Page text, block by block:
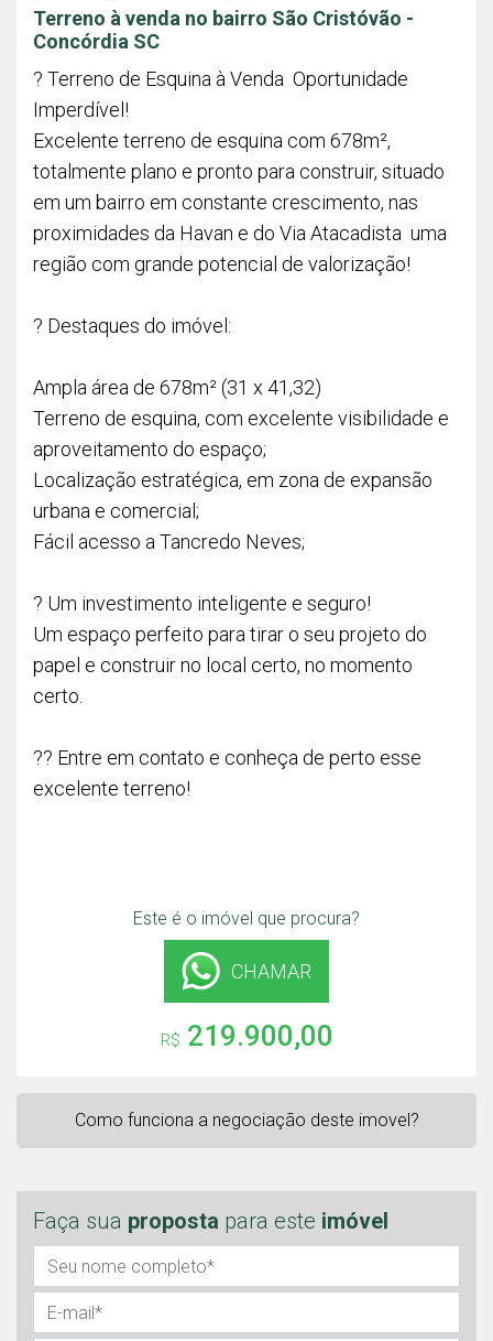
Faça sua proposta para este imóvel
Terreno à venda no bairro São Cristóvão -
Concórdia SC
? Terreno de Esquina à Venda  Oportunidade
Imperdível!
Excelente terreno de esquina com 678m²,
totalmente plano e pronto para construir, situado
em um bairro em constante crescimento, nas
proximidades da Havan e do Via Atacadista  uma
região com grande potencial de valorização!
? Destaques do imóvel:
Ampla área de 678m² (31 x 41,32)
Terreno de esquina, com excelente visibilidade e
aproveitamento do espaço;
Localização estratégica, em zona de expansão
urbana e comercial;
Fácil acesso a Tancredo Neves;
? Um investimento inteligente e seguro!
Um espaço perfeito para tirar o seu projeto do
papel e construir no local certo, no momento
certo.
?? Entre em contato e conheça de perto esse
excelente terreno!
Este é o imóvel que procura?
CHAMAR
R$ 219.900,00
Como funciona a negociação deste imovel?